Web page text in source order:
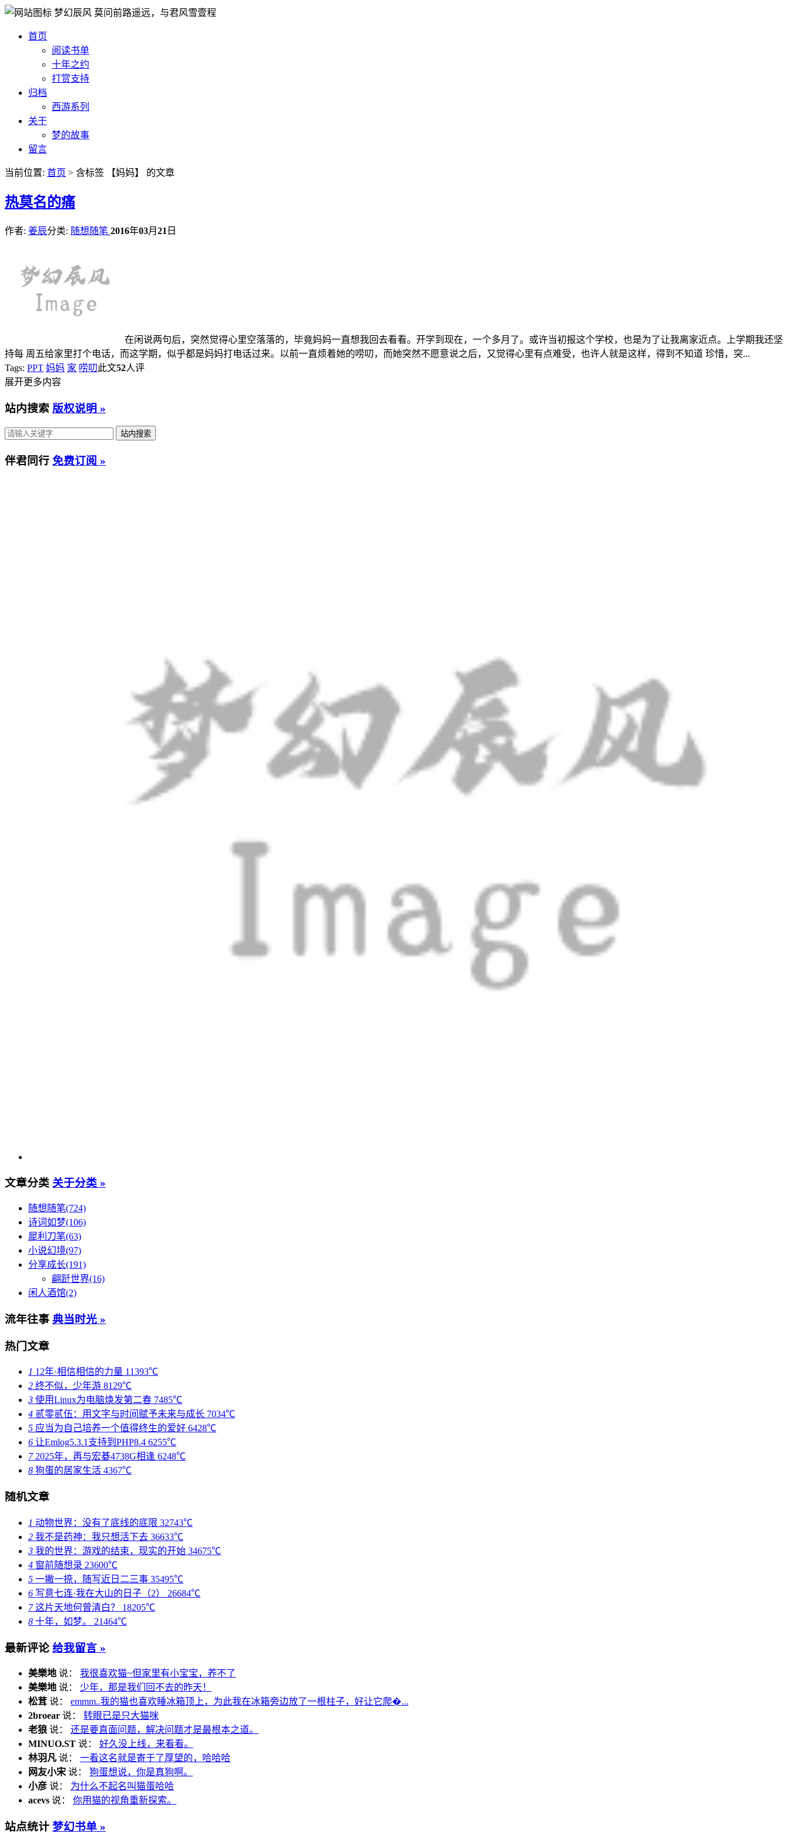
梦幻辰风 莫问前路遥远，与君风雪壹程
首页
阅读书单
十年之约
打赏支持
归档
西游系列
关于
梦的故事
留言
当前位置: 首页 > 含标签 【妈妈】 的文章
热莫名的痛
作者: 姜辰分类: 随想随笔 2016年03月 21 日
在闲说两句后，突然觉得心里空落落的，毕竟妈妈一直想我回去看看。开学到现在，一个多月了。或许当初报这个学校，也是为了让我离家近点。上学期我还坚
持每 周五给家里打个电话，而这学期，似乎都是妈妈打电话过来。以前一直烦着她的唠叨，而她突然不愿意说之后，又觉得心里有点难受，也许人就是这样，得到不知道 珍惜，突...
Tags: PPT 妈妈 家 唠叨此文52人评
展开更多内容
站内搜索 版权说明 »
伴君同行 免费订阅 »
文章分类 关于分类 »
随想随笔(724)
诗词如梦(106)
犀利刀笔(63)
小说幻境(97)
分享成长(191)
翩跹世界(16)
闲人酒馆(2)
流年往事 典当时光 »
热门文章
1 12年·相信相信的力量 11393℃
2 终不似，少年游 8129℃
3 使用Linux为电脑焕发第二春 7485℃
4 贰零贰伍：用文字与时间赋予未来与成长 7034℃
5 应当为自己培养一个值得终生的爱好 6428℃
6 让Emlog5.3.1支持到PHP8.4 6255℃
72025年，再与宏碁4738G相逢 6248℃
8 狗蛋的居家生活 4367℃
随机文章
1 动物世界：没有了底线的底限 32743℃
2 我不是药神：我只想活下去 36633℃
3 我的世界：游戏的结束，现实的开始 34675℃
4 窗前随想录 23600℃
5 一撇一捺，随写近日二三事 35495℃
6 写意七连·我在大山的日子（2） 26684℃
7这片天地何曾清白？ 18205℃
8 十年，如梦。 21464℃
最新评论 给我留言 »
美樂地 说： 我很喜欢猫~但家里有小宝宝，养不了
美樂地 说： 少年，那是我们回不去的昨天！
松茸 说： emmm..我的猫也喜欢睡冰箱顶上，为此我在冰箱旁边放了一根柱子，好让它爬�...
2broear 说： 转眼已是只大猫咪
老狼 说： 还是要直面问题，解决问题才是最根本之道。
MINUO.ST 说： 好久没上线，来看看。
林羽凡 说： 一看这名就是寄于了厚望的，哈哈哈
网友小宋 说： 狗蛋想说，你是真狗啊。
小彦 说： 为什么不起名叫猫蛋哈哈
acevs 说： 你用猫的视角重新探索。
站点统计 梦幻书单 »